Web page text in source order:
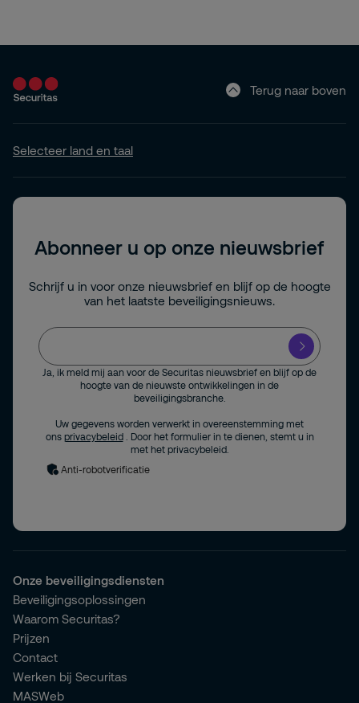
Terug naar boven
Selecteer land en taal
Abonneer u op onze nieuwsbrief
Schrijf u in voor onze nieuwsbrief en blijf op de hoogte
van het laatste beveiligingsnieuws.
Ja, ik meld mij aan voor de Securitas nieuwsbrief en blijf op de
hoogte van de nieuwste ontwikkelingen in de
beveiligingsbranche.
Uw gegevens worden verwerkt in overeenstemming met
ons privacybeleid
. Door het formulier in te dienen, stemt u in
met het privacybeleid.
Anti-robotverificatie
Onze beveiligingsdiensten
Beveiligingsoplossingen
Waarom Securitas?
Prijzen
Contact
Werken bij Securitas
MASWeb